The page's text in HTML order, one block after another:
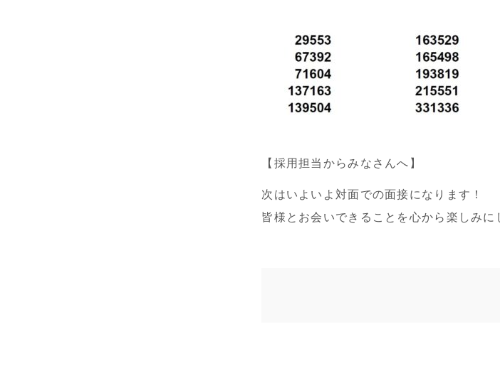
【採用担当からみなさんへ】
次はいよいよ対面での面接になります！
皆様とお会いできることを心から楽しみ